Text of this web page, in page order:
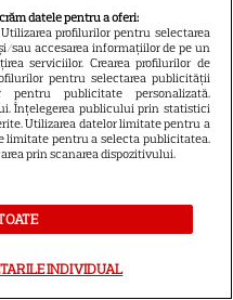
Netflix în august 2026:
Niro, „Nosferatu” și
datele pentru a oferi:
profilurilor pentru selectarea
sau accesarea informațiilor de pe un
serviciilor. Crearea profilurilor de
pentru selectarea publicității
pentru publicitate personalizată.
Înțelegerea publicului prin statistici
Utilizarea datelor limitate pentru a
limitate pentru a selecta publicitatea.
prin scanarea dispozitivului.
INDIVIDUAL